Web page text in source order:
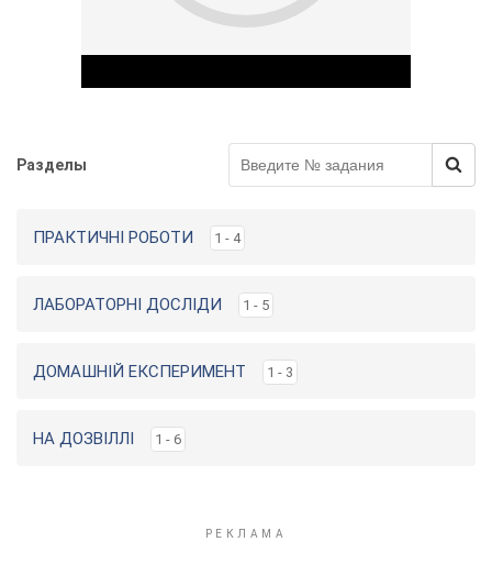
Разделы
ПРАКТИЧНІ РОБОТИ 1 - 4
ЛАБОРАТОРНІ ДОСЛІДИ 1 - 5
ДОМАШНІЙ ЕКСПЕРИМЕНТ 1 - 3
НА ДОЗВІЛЛІ 1 - 6